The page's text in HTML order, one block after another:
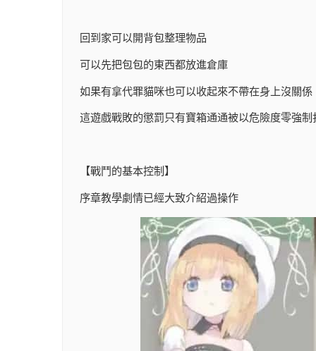
回到家可以開背包整理物品
可以先把包包的東西都放進倉庫
如果有拿代罪貓咪也可以收起來不帶在身上沒關係
這遊戲戰敗的懲罰只有寶箱通通被以危險度零強制
【戰鬥的基本控制】
序章教學劇情已經大致介紹過操作